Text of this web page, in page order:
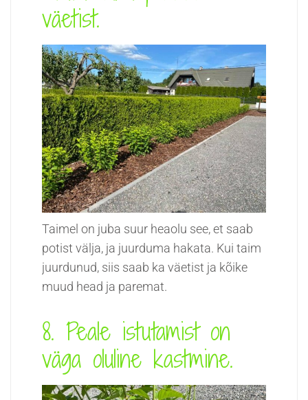
väetist.
Taimel on juba suur heaolu see, et saab
potist välja, ja juurduma hakata. Kui taim
juurdunud, siis saab ka väetist ja kõike
muud head ja paremat.
8. Peale istutamist on
väga oluline kastmine.